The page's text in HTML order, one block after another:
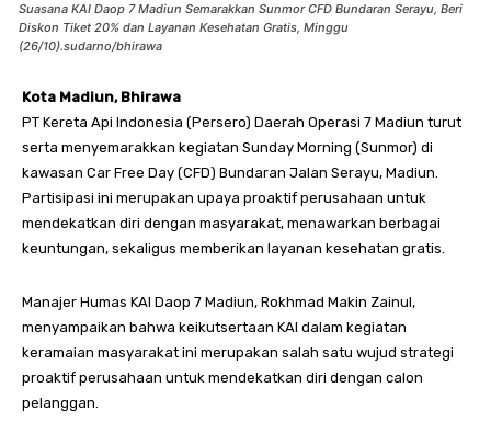
Suasana KAI Daop 7 Madiun Semarakkan Sunmor CFD Bundaran Serayu, Beri
Diskon Tiket 20% dan Layanan Kesehatan Gratis, Minggu
(26/10).sudarno/bhirawa
Kota Madiun, Bhirawa
PT Kereta Api Indonesia (Persero) Daerah Operasi 7 Madiun turut
serta menyemarakkan kegiatan Sunday Morning (Sunmor) di
kawasan Car Free Day (CFD) Bundaran Jalan Serayu, Madiun.
Partisipasi ini merupakan upaya proaktif perusahaan untuk
mendekatkan diri dengan masyarakat, menawarkan berbagai
keuntungan, sekaligus memberikan layanan kesehatan gratis.
Manajer Humas KAI Daop 7 Madiun, Rokhmad Makin Zainul,
menyampaikan bahwa keikutsertaan KAI dalam kegiatan
keramaian masyarakat ini merupakan salah satu wujud strategi
proaktif perusahaan untuk mendekatkan diri dengan calon
pelanggan.